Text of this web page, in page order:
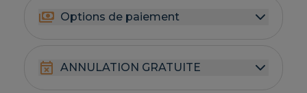
Options de paiement
ANNULATION GRATUITE